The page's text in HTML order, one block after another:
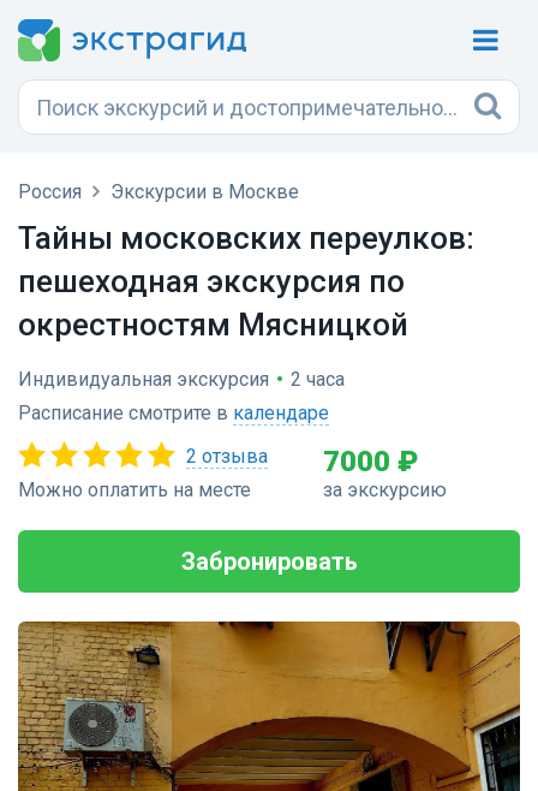
Россия Экскурсии в Москве
Тайны московских переулков:
пешеходная экскурсия по
окрестностям Мясницкой
Индивидуальная экскурсия • 2 часа
Расписание смотрите в календаре
2 отзыва
Можно оплатить на месте
7000 ₽
за экскурсию
Забронировать